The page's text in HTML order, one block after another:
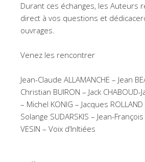
Durant ces échanges, les Auteurs
direct à vos questions et
ouvrages.
Venez les rencontrer
Jean-Claude ALLAMANCHE – Jean
Christian BUIRON – Jack CHABOUD-
– Michel KONIG – Jacques
Solange SUDARSKIS – Jean-
VESIN – Voix d’InItiées